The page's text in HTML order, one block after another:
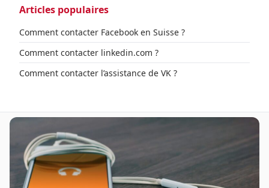
Articles populaires
Comment contacter Facebook en Suisse ?
Comment contacter linkedin.com ?
Comment contacter l’assistance de VK ?